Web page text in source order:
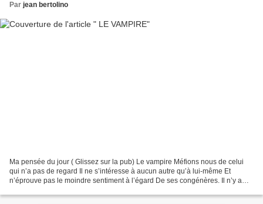
Par jean bertolino
Ma pensée du jour ( Glissez sur la pub) Le vampire Méfions nous de celui
qui n’a pas de regard Il ne s’intéresse à aucun autre qu’à lui-même Et
n’éprouve pas le moindre sentiment à l’égard De ses congénères. Il n’y a